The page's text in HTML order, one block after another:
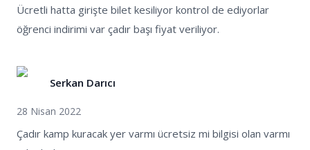
Ücretli hatta girişte bilet kesiliyor kontrol de ediyorlar
öğrenci indirimi var çadır başı fiyat veriliyor.
Serkan Darıcı
28 Nisan 2022
Çadır kamp kuracak yer varmı ücretsiz mi bilgisi olan varmı